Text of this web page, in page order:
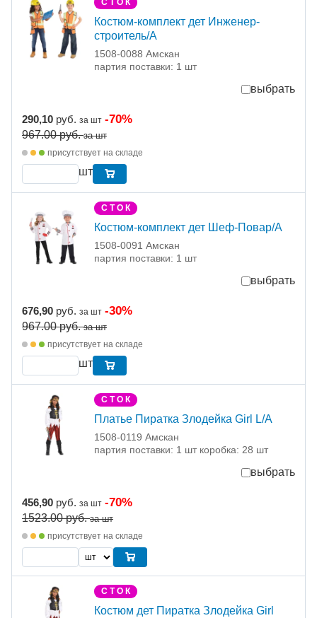
С Т О К
Костюм-комплект дет Инженер-
строитель/A
1508-0088 Амскан
партия поставки: 1 шт
выбрать
290,10 руб. за шт -70%
967.00руб. за шт
присутствует на складе
шт
С Т О К
Костюм-комплект дет Шеф-Повар/A
1508-0091 Амскан
партия поставки: 1 шт
выбрать
676,90 руб. за шт -30%
967.00руб. за шт
присутствует на складе
шт
С Т О К
Платье Пиратка Злодейка Girl L/A
1508-0119 Амскан
партия поставки: 1 шт коробка: 28 шт
выбрать
456,90 руб. за шт -70%
1523.00руб. за шт
присутствует на складе
С Т О К
Костюм дет Пиратка Злодейка Girl